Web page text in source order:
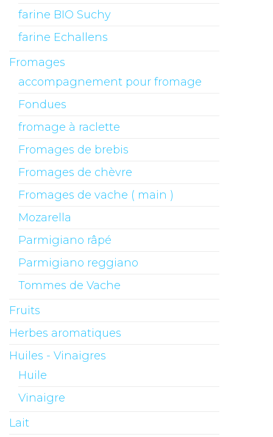
farine BIO Suchy
farine Echallens
Fromages
accompagnement pour fromage
Fondues
fromage à raclette
Fromages de brebis
Fromages de chèvre
Fromages de vache ( main )
Mozarella
Parmigiano râpé
Parmigiano reggiano
Tommes de Vache
Fruits
Herbes aromatiques
Huiles - Vinaigres
Huile
Vinaigre
Lait